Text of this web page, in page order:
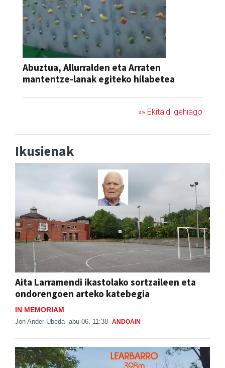
Abuztua, Allurralden eta Arraten
mantentze-lanak egiteko hilabetea
»» Ekitaldi gehiago
Ikusienak
Aita Larramendi ikastolako sortzaileen eta
ondorengoen arteko katebegia
IN MEMORIAM
Jon Ander Ubeda abu 06, 11:38 ANDOAIN